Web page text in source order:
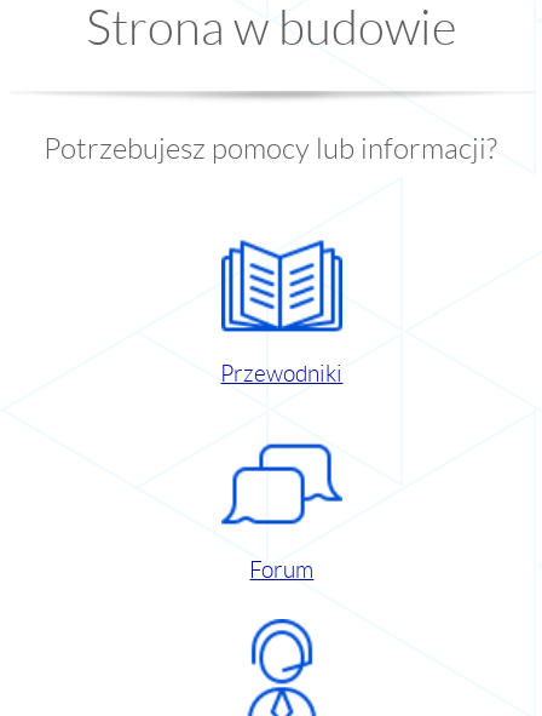
Strona w budowie
Potrzebujesz pomocy lub informacji?
Przewodniki
Forum